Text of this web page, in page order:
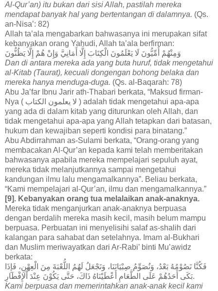
Al-Qur’an) itu bukan dari sisi Allah, pastilah mereka
mendapat banyak hal yang bertentangan di dalamnya. (Qs.
an-Nisa’: 82)
Allah ta’ala mengabarkan bahwasanya ini merupakan sifat
kebanyakan orang Yahudi, Allah ta’ala berfirman:
وَمِنْهُمْ أُمِّيُّونَ لَا يَعْلَمُونَ الْكِتَابَ إِلَّا أَمَانِيَّ وَإِنْ هُمْ إِلَّا يَظُنُّونَ
Dan di antara mereka ada yang buta huruf, tidak mengetahui
al-Kitab (Taurat), kecuali dongengan bohong belaka dan
mereka hanya menduga-duga. (Qs. al-Baqarah: 78)
Abu Ja’far Ibnu Jarir ath-Thabari berkata, “Maksud firman-
Nya ( لا يعلمون الكتاب ) adalah tidak mengetahui apa-apa
yang ada di dalam kitab yang diturunkan oleh Allah, dan
tidak mengetahui apa-apa yang Allah tetapkan dari batasan,
hukum dan kewajiban seperti kondisi para binatang.”
Abu Abdirrahman as-Sulami berkata, “Orang-orang yang
membacakan Al-Qur’an kepada kami telah memberitakan
bahwasanya apabila mereka mempelajari sepuluh ayat,
mereka tidak melanjutkannya sampai mengetahui
kandungan ilmu lalu mengamalkannya”. Beliau berkata,
“Kami mempelajari al-Qur’an, ilmu dan mengamalkannya.”
[9]. Kebanyakan orang tua melalaikan anak-anaknya.
Mereka tidak menganjurkan anak-anaknya berpuasa
dengan berdalih mereka masih kecil, masih belum mampu
berpuasa. Perbuatan ini menyelisihi salaf as-shalih dari
kalangan para sahabat dan setelahnya. Imam al-Bukhari
dan Muslim meriwayatkan dari Ar-Rabi’ binti Mu’awidz
berkata:
فَكُنَّا نَصُوْمُهُ بَعْدُ، وَنُصَوِّمُ صِبْيَانَنَا، وَنَجْعَلُ لَهُمُ اللُّعْبَةَ مِنَ الْعِهْنِ، فَإِذَا
بَكَى أَحَدُهُمْ عَلَى الطَّعَامِ أَعْطَيْنَاهُ ذَاكَ، حَتَّى يَكُوْنَ عِنْدَ اْلإِفْطَارِ.
Kami berpuasa dan memerintahkan anak-anak kecil kami